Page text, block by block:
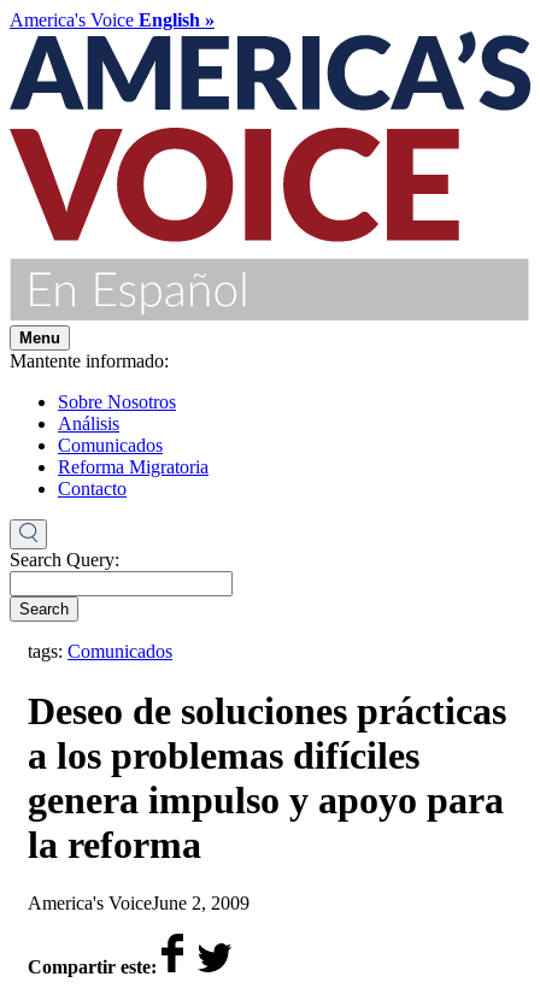
America's Voice English »
Menu
Mantente informado:
Sobre Nosotros
Análisis
Comunicados
Reforma Migratoria
Contacto
Search Query:
Search
tags: Comunicados
Deseo de soluciones prácticas
a los problemas difíciles
genera impulso y apoyo para
la reforma
by
America's Voiceon
June 2, 2009
Compartir este: